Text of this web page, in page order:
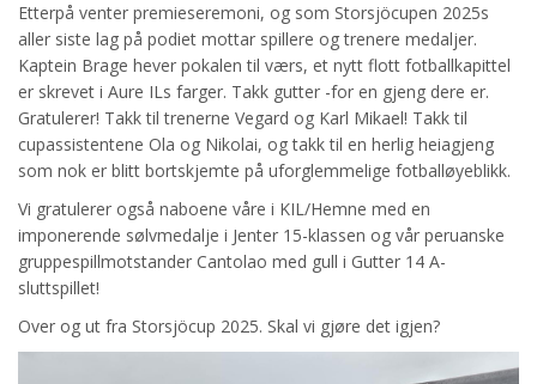
Etterpå venter premieseremoni, og som Storsjöcupen 2025s
aller siste lag på podiet mottar spillere og trenere medaljer.
Kaptein Brage hever pokalen til værs, et nytt flott fotballkapittel
er skrevet i Aure ILs farger. Takk gutter -for en gjeng dere er.
Gratulerer! Takk til trenerne Vegard og Karl Mikael! Takk til
cupassistentene Ola og Nikolai, og takk til en herlig heiagjeng
som nok er blitt bortskjemte på uforglemmelige fotballøyeblikk.
Vi gratulerer også naboene våre i KIL/Hemne med en
imponerende sølvmedalje i Jenter 15-klassen og vår peruanske
gruppespillmotstander Cantolao med gull i Gutter 14 A-
sluttspillet!
Over og ut fra Storsjöcup 2025. Skal vi gjøre det igjen?